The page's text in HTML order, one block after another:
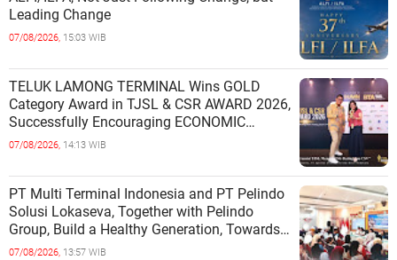
Leading Change
07/08/2026, 15:03 WIB
TELUK LAMONG TERMINAL Wins GOLD
Category Award in TJSL & CSR AWARD 2026,
Successfully Encouraging ECONOMIC
INDEPENDENCE OF COASTAL
07/08/2026, 14:13 WIB
PT Multi Terminal Indonesia and PT Pelindo
Solusi Lokaseva, Together with Pelindo
Group, Build a Healthy Generation, Towards
a Golden Indonesia
07/08/2026, 13:57 WIB